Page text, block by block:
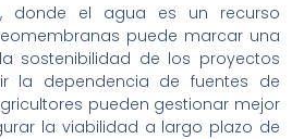
donde el agua es un recurso
puede marcar una
sostenibilidad de los proyectos
la dependencia de fuentes de
pueden gestionar mejor
la viabilidad a largo plazo de